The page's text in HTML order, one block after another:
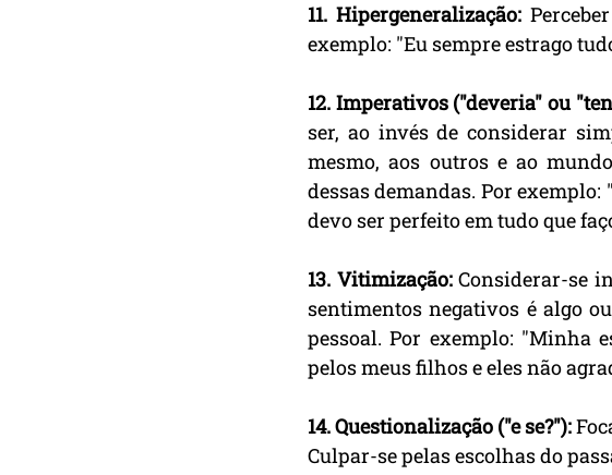
11. Hipergeneralização:
exemplo: "Eu sempre estrago
12. Imperativos ("deveria" ou
ser, ao invés de considerar
mesmo, aos outros e ao
dessas demandas. Por
devo ser perfeito em tudo que
13. Vitimização: Considerar-se
sentimentos negativos é algo
pessoal. Por exemplo: "Minha
pelos meus filhos e eles não
14. Questionalização ("e se?"):
Culpar-se pelas escolhas do